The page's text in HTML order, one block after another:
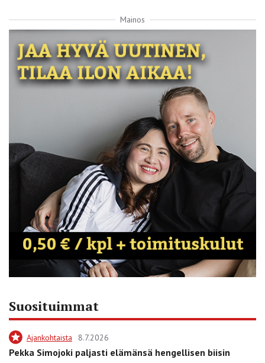
Mainos
Suosituimmat
Ajankohtaista 8.7.2026
Pekka Simojoki paljasti elämänsä hengellisen biisin